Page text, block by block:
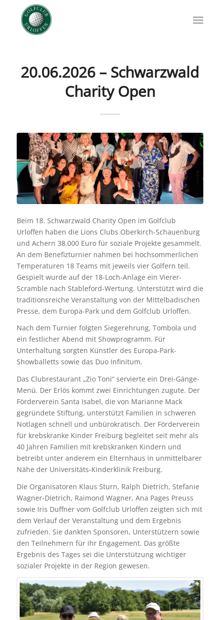
20.06.2026 – Schwarzwald
Charity Open
Beim 18. Schwarzwald Charity Open im Golfclub
Urloffen haben die Lions Clubs Oberkirch-Schauenburg
und Achern 38.000 Euro für soziale Projekte gesammelt.
An dem Benefizturnier nahmen bei hochsommerlichen
Temperaturen 18 Teams mit jeweils vier Golfern teil.
Gespielt wurde auf der 18-Loch-Anlage ein Vierer-
Scramble nach Stableford-Wertung. Unterstützt wird die
traditionsreiche Veranstaltung von der Mittelbadischen
Presse, dem Europa-Park und dem Golfclub Urloffen.
Nach dem Turnier folgten Siegerehrung, Tombola und
ein festlicher Abend mit Showprogramm. Für
Unterhaltung sorgten Künstler des Europa-Park-
Showballetts sowie das Duo Infinitum.
Das Clubrestaurant „Zio Toni“ servierte ein Drei-Gänge-
Menü. Der Erlös kommt zwei Einrichtungen zugute. Der
Förderverein Santa Isabel, die von Marianne Mack
gegründete Stiftung, unterstützt Familien in schweren
Notlagen schnell und unbürokratisch. Der Förderverein
für krebskranke Kinder Freiburg begleitet seit mehr als
40 Jahren Familien mit krebskranken Kindern und
betreibt unter anderem ein Elternhaus in unmittelbarer
Nähe der Universitäts-Kinderklinik Freiburg.
Die Organisatoren Klaus Sturn, Ralph Dietrich, Stefanie
Wagner-Dietrich, Raimond Wagner, Ana Pages Preuss
sowie Iris Duffner vom Golfclub Urloffen zeigten sich mit
dem Verlauf der Veranstaltung und dem Ergebnis
zufrieden. Sie dankten Sponsoren, Unterstützern sowie
den Teilnehmern für ihr Engagement. Das größte
Ergebnis des Tages sei die Unterstützung wichtiger
sozialer Projekte in der Region gewesen.